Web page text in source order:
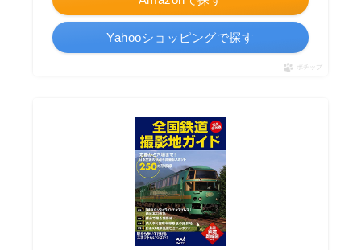
Yahooショッピングで探す
ポチップ